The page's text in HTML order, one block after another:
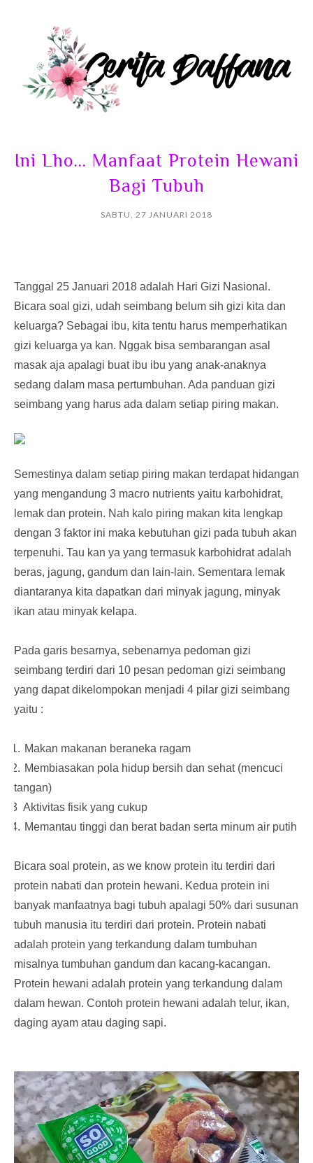
Ini Lho... Manfaat Protein Hewani
Bagi Tubuh
SABTU, 27 JANUARI 2018
Tanggal 25 Januari 2018 adalah Hari Gizi Nasional.
Bicara soal gizi, udah seimbang belum sih gizi kita dan
keluarga? Sebagai ibu, kita tentu harus memperhatikan
gizi keluarga ya kan. Nggak bisa sembarangan asal
masak aja apalagi buat ibu ibu yang anak-anaknya
sedang dalam masa pertumbuhan. Ada panduan gizi
seimbang yang harus ada dalam setiap piring makan.
Semestinya dalam setiap piring makan terdapat hidangan
yang mengandung 3 macro nutrients yaitu karbohidrat,
lemak dan protein. Nah kalo piring makan kita lengkap
dengan 3 faktor ini maka kebutuhan gizi pada tubuh akan
terpenuhi. Tau kan ya yang termasuk karbohidrat adalah
beras, jagung, gandum dan lain-lain. Sementara lemak
diantaranya kita dapatkan dari minyak jagung, minyak
ikan atau minyak kelapa.
Pada garis besarnya, sebenarnya pedoman gizi
seimbang terdiri dari 10 pesan pedoman gizi seimbang
yang dapat dikelompokan menjadi 4 pilar gizi seimbang
yaitu :
Makan makanan beraneka ragam
Membiasakan pola hidup bersih dan sehat (mencuci
tangan)
Aktivitas fisik yang cukup
Memantau tinggi dan berat badan serta minum air putih
soal protein, as we know protein itu terdiri dari
protein nabati dan protein hewani. Kedua protein ini
banyak manfaatnya bagi tubuh apalagi 50% dari susunan
tubuh manusia itu terdiri dari protein. Protein nabati
adalah protein yang terkandung dalam tumbuhan
misalnya tumbuhan gandum dan kacang-kacangan.
Protein hewani adalah protein yang terkandung dalam
dalam hewan. Contoh protein hewani adalah telur, ikan,
daging ayam atau daging sapi.